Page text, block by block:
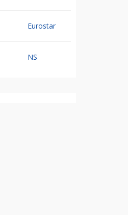
Eurostar
NS